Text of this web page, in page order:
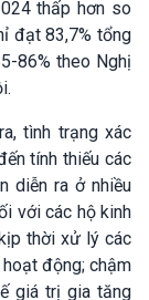
thấp hơn so
đạt 83,7% tổng
86% theo Nghị
tình trạng xác
tính thiếu các
diễn ra ở nhiều
với các hộ kinh
thời xử lý các
động; chậm
giá trị gia tăng